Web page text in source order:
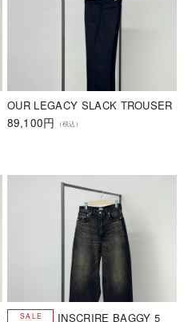
OUR LEGACY SLACK TROUSER
89,100円
（税込）
INSCRIRE BAGGY 5